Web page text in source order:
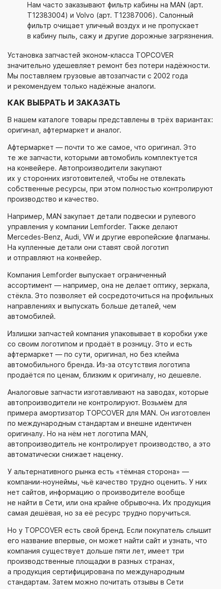
Нам часто заказывают фильтр кабины на MAN (арт.
T12383004) и Volvo (арт. T12387006). Салонный
фильтр очищает уличный воздух и не пропускает
в кабину пыль, сажу и другие дорожные загрязнения.
Установка запчастей эконом-класса TOPCOVER
значительно удешевляет ремонт без потери надёжности.
Мы поставляем грузовые автозапчасти с 2002 года
и рекомендуем только надёжные аналоги.
КАК ВЫБРАТЬ И ЗАКАЗАТЬ
В нашем каталоге товары представлены в трёх вариантах:
оригинал, афтермаркет и аналог.
Афтермаркет — почти то же самое, что оригинал. Это
те же запчасти, которыми автомобиль комплектуется
на конвейере. Автопроизводители закупают
их у сторонних изготовителей, чтобы не отвлекать
собственные ресурсы, при этом полностью контролируют
производство и качество.
Например, MAN закупает детали подвески и рулевого
управления у компании Lemforder. Также делают
Mercedes-Benz , Audi, VW и другие европейские флагманы.
На купленные детали они ставят свой логотип
и отправляют на конвейер.
Компания Lemforder выпускает ограниченный
ассортимент — например, она не делает оптику, зеркала,
стёкла. Это позволяет ей сосредоточиться на профильных
направлениях и выпускать больше деталей, чем
автомобилей.
Излишки запчастей компания упаковывает в коробки уже
со своим логотипом и продаёт в розницу. Это и есть
афтермаркет — по сути, оригинал, но без клейма
автомобильного бренда. Из-за отсутствия логотипа
продаётся по ценам, близким к оригиналу, но дешевле.
Аналоговые запчасти изготавливают на заводах, которые
автопроизводители не контролируют. Возьмём для
примера амортизатор TOPCOVER для MAN. Он изготовлен
по международным стандартам и внешне идентичен
оригиналу. Но на нём нет логотипа MAN,
автопроизводитель не контролирует производство, а это
автоматически снижает наценку.
У альтернативного рынка есть «тёмная сторона» —
компании-ноунеймы , чьё качество трудно оценить. У них
нет сайтов, информацию о производителе вообще
не найти в Сети, или она крайне обрывочна. Их продукция
самая дешёвая, но за её ресурс трудно поручиться.
Но у TOPCOVER есть свой бренд. Если покупатель слышит
его название впервые, он может найти сайт и узнать, что
компания существует дольше пяти лет, имеет три
производственные площадки в разных странах,
а продукция сертифицирована по международным
стандартам. Затем можно почитать отзывы в Сети